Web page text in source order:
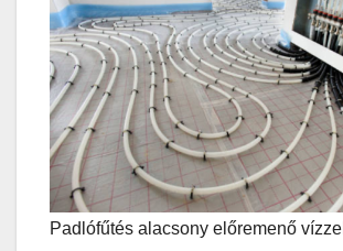
Padlófűtés alacsony előremenő vízzel